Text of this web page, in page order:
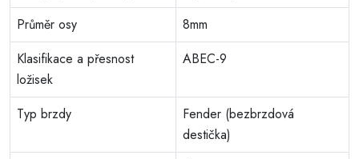
Průměr osy
8mm
Klasifikace a přesnost
ložisek
ABEC-9
Typ brzdy
Fender (bezbrzdová
destička)